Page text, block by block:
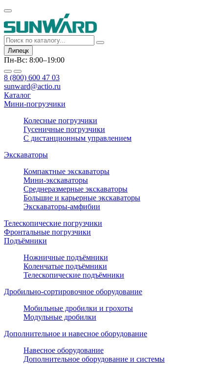
Липецк
Пн-Вс: 8:00–19:00
8 (800) 600 47 03
sunward@actio.ru
Каталог
Мини-погрузчики
Колесные погрузчики
Гусеничные погрузчики
С дистанционным управлением
Экскаваторы
Компактные экскаваторы
Мини-экскаваторы
Среднеразмерные экскаваторы
Большие и карьерные экскаваторы
Экскаваторы-амфибии
Телескопические погрузчики
Фронтальные погрузчики
Подъёмники
Ножничные подъёмники
Коленчатые подъёмники
Телескопические подъёмники
Дробильно-сортировочное оборудование
Мобильные дробилки и грохоты
Модульные дробилки
Дополнительное и навесное оборудование
Навесное оборудование
Дополнительное оборудование и системы